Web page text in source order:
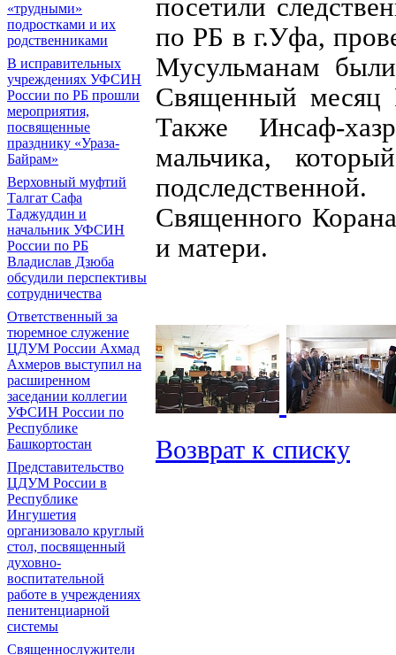
«трудными»
подростками и их
родственниками
В исправительных
учреждениях УФСИН
России по РБ прошли
мероприятия,
посвященные
празднику «Ураза-
Байрам»
Верховный муфтий
Талгат Сафа
Таджуддин и
начальник УФСИН
России по РБ
Владислав Дзюба
обсудили перспективы
сотрудничества
Ответственный за
тюремное служение
ЦДУМ России Ахмад
Ахмеров выступил на
расширенном
заседании коллегии
УФСИН России по
Республике
Башкортостан
Представительство
ЦДУМ России в
Республике
Ингушетия
организовало круглый
стол, посвященный
духовно-
воспитательной
работе в учреждениях
пенитенциарной
системы
Священнослужители
посетили
по РБ в г.Уфа,
Мусульманам
Священный месяц
Также Инсаф-
мальчика,
Священного
и матери.
Возврат к списку